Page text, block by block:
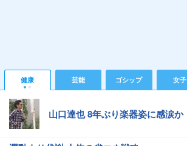
健康 芸能 ゴシップ 女子
山口達也 8年ぶり楽器姿に感涙か